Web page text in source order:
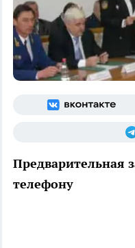
Предварительная
телефону